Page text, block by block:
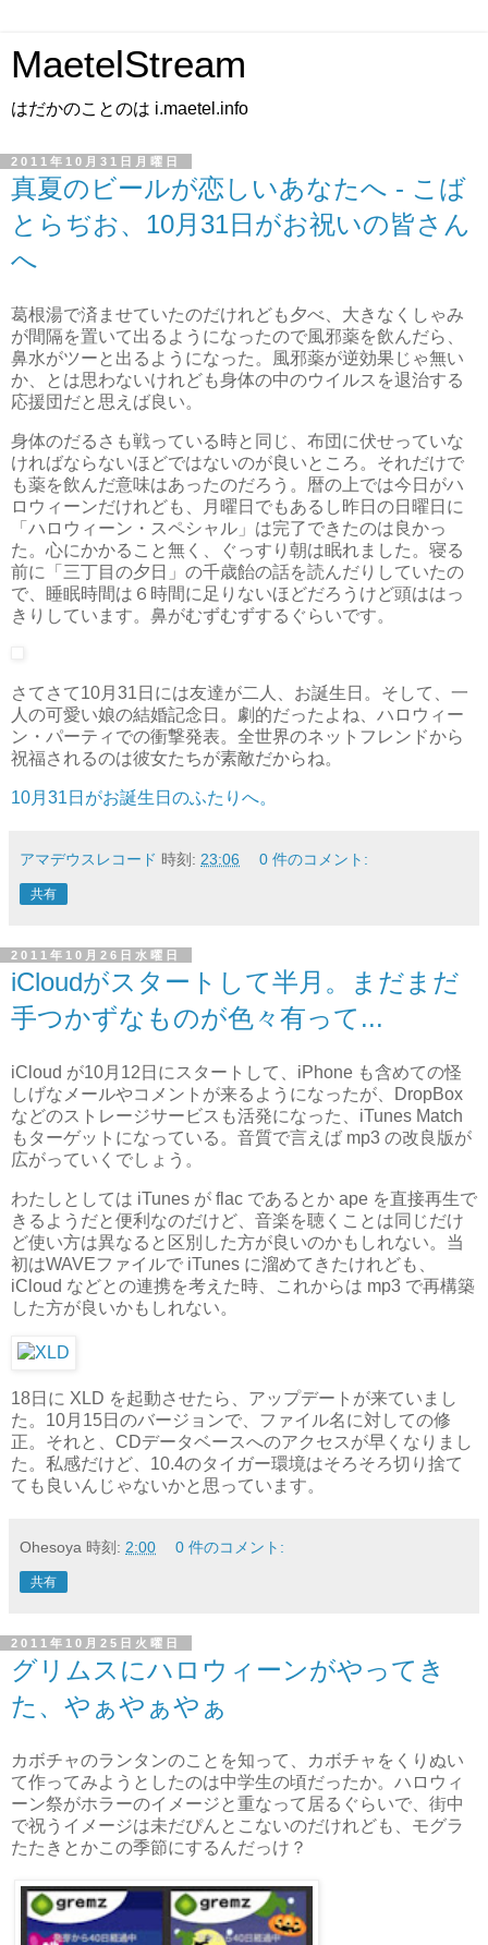
MaetelStream
はだかのことのは i.maetel.info
2011年10月31日月曜日
真夏のビールが恋しいあなたへ - こば
とらぢお、10月31日がお祝いの皆さん
へ
葛根湯で済ませていたのだけれども夕べ、大きなくしゃみ
が間隔を置いて出るようになったので風邪薬を飲んだら、
鼻水がツーと出るようになった。風邪薬が逆効果じゃ無い
か、とは思わないけれども身体の中のウイルスを退治する
応援団だと思えば良い。
身体のだるさも戦っている時と同じ、布団に伏せっていな
ければならないほどではないのが良いところ。それだけで
も薬を飲んだ意味はあったのだろう。暦の上では今日がハ
ロウィーンだけれども、月曜日でもあるし昨日の日曜日に
「ハロウィーン・スペシャル」は完了できたのは良かっ
た。心にかかること無く、ぐっすり朝は眠れました。寝る
前に「三丁目の夕日」の千歳飴の話を読んだりしていたの
で、睡眠時間は６時間に足りないほどだろうけど頭ははっ
きりしています。鼻がむずむずするぐらいです。
さてさて10月31日には友達が二人、お誕生日。そして、一
人の可愛い娘の結婚記念日。劇的だったよね、ハロウィー
ン・パーティでの衝撃発表。全世界のネットフレンドから
祝福されるのは彼女たちが素敵だからね。
10月31日がお誕生日のふたりへ。
アマデウスレコード 時刻: 23:06 0 件のコメント:
共有
2011年10月26日水曜日
iCloudがスタートして半月。まだまだ
手つかずなものが色々有って...
iCloud が10月12日にスタートして、iPhone も含めての怪
しげなメールやコメントが来るようになったが、DropBox
などのストレージサービスも活発になった、iTunes Match
もターゲットになっている。音質で言えば mp3 の改良版が
広がっていくでしょう。
わたしとしては iTunes が flac であるとか ape を直接再生で
きるようだと便利なのだけど、音楽を聴くことは同じだけ
ど使い方は異なると区別した方が良いのかもしれない。当
初はWAVEファイルで iTunes に溜めてきたけれども、
iCloud などとの連携を考えた時、これからは mp3 で再構築
した方が良いかもしれない。
18日に XLD を起動させたら、アップデートが来ていまし
た。10月15日のバージョンで、ファイル名に対しての修
正。それと、CDデータベースへのアクセスが早くなりまし
た。私感だけど、10.4のタイガー環境はそろそろ切り捨て
ても良いんじゃないかと思っています。
Ohesoya 時刻: 2:00 0 件のコメント:
共有
2011年10月25日火曜日
グリムスにハロウィーンがやってき
た、やぁやぁやぁ
カボチャのランタンのことを知って、カボチャをくりぬい
て作ってみようとしたのは中学生の頃だったか。ハロウィ
ーン祭がホラーのイメージと重なって居るぐらいで、街中
で祝うイメージは未だぴんとこないのだけれども、モグラ
たたきとかこの季節にするんだっけ？